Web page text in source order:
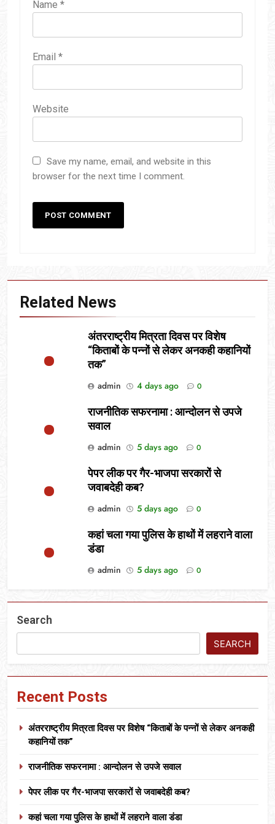
Name *
Email *
Website
Save my name, email, and website in this
browser for the next time I comment.
Related News
अंतरराष्ट्रीय मित्रता दिवस पर विशेष
“किताबों के पन्नों से लेकर अनकही कहानियों
तक”
admin
4 days ago 0
राजनीतिक सफरनामा : आन्दोलन से उपजे
सवाल
admin
5 days ago 0
पेपर लीक पर गैर-भाजपा सरकारों से
जवाबदेही कब?
admin
5 days ago 0
कहां चला गया पुलिस के हाथों में लहराने वाला
डंडा
admin
5 days ago 0
Search
SEARCH
Recent Posts
अंतरराष्ट्रीय मित्रता दिवस पर विशेष “किताबों के पन्नों से लेकर अनकही
कहानियों तक”
राजनीतिक सफरनामा : आन्दोलन से उपजे सवाल
पेपर लीक पर गैर-भाजपा सरकारों से जवाबदेही कब?
कहां चला गया पुलिस के हाथों में लहराने वाला डंडा